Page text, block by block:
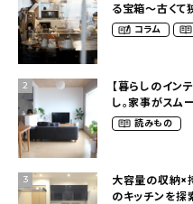
る宝箱〜古くて
（
コラム
2
【暮らしのイン
し。家事がスム
賃貸暮らし（
読みもの
3
大容量の収納
のキッチンを探